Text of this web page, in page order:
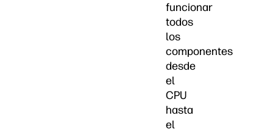
funcionar
todos
los
componentes
desde
el
CPU
hasta
el